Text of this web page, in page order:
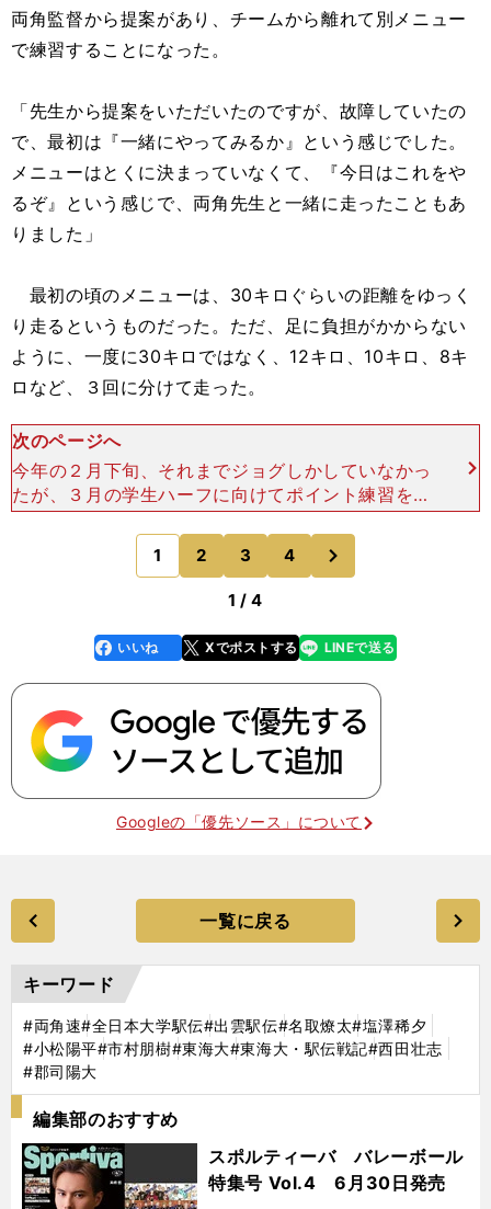
両角監督から提案があり、チームから離れて別メニュー
で練習することになった。
「先生から提案をいただいたのですが、故障していたの
で、最初は『一緒にやってみるか』という感じでした。
メニューはとくに決まっていなくて、『今日はこれをや
るぞ』という感じで、両角先生と一緒に走ったこともあ
りました」
最初の頃のメニューは、30キロぐらいの距離をゆっく
り走るというものだった。ただ、足に負担がかからない
ように、一度に30キロではなく、12キロ、10キロ、8キ
ロなど、３回に分けて走った。
次のページへ
今年の２月下旬、それまでジョグしかしていなかっ
たが、３月の学生ハーフに向けてポイント練習をス
タートさせた。「それまでは１キロ４分を切らない
ぐらいのペースだったんですけど、ポイント練習で
３分20秒から3
1 2 3 4
のページへ
1 / 4
faceboo
k
いいね Xでポストする
line LINEで送る
Googleの「優先ソース」について
一覧に戻る
キーワード
#両角速#全日本大学駅伝#出雲駅伝#名取燎太#塩澤稀夕
#小松陽平#市村朋樹#東海大#東海大・駅伝戦記#西田壮志
#郡司陽大
編集部のおすすめ
スポルティーバ バレーボール
特集号 Vol.4 6月30日発売